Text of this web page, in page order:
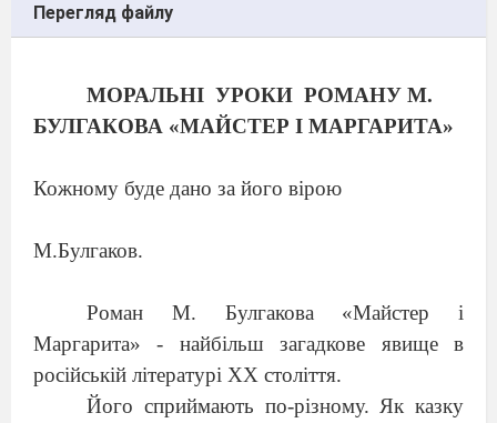
Перегляд файлу
МОРАЛЬНІ УРОКИ РОМАНУ М.
БУЛГАКОВА «МАЙСТЕР І МАРГАРИТА»
Кожному буде дано за його вірою
М.Булгаков.
Роман М. Булгакова «Майстер і
Маргарита» - найбільш загадкове явище в
російській літературі ХХ століття.
Його сприймають по-різному. Як казку